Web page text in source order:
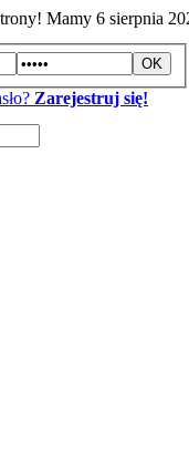
Mamy 6 sierpnia
Zarejestruj się!